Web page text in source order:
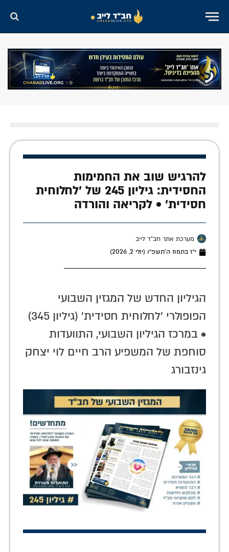
להרגיש שוב את החמימות
החסידית: גיליון 245 של 'לחלוחית
חסידית' • לקריאה והורדה
מערכת אתר חב"ד לייב
י״ז בתמוז ה׳תשפ״ו (יולי 2, 2026)
הגיליון החדש של המגזין השבועי
הפופולרי 'לחלוחית חסידית' (גיליון 345)
• במרכז הגיליון השבועי, התוועדות
סוחפת של המשפיע הרב חיים לוי יצחק
גינזבורג